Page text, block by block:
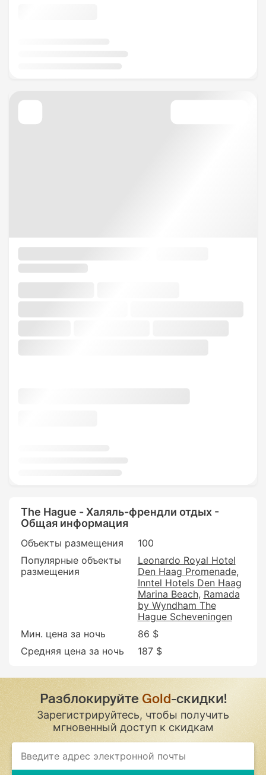
The Hague - Халяль-френдли отдых -
Общая информация
Объекты размещения
100
Популярные объекты
размещения
Leonardo Royal Hotel
Den Haag Promenade
Inntel Hotels Den Haag
Marina Beach Ramada
by Wyndham The
Hague Scheveningen
Мин. цена за ночь
86 $
Средняя цена за ночь
187 $
Разблокируйте Gold-скидки!
Зарегистрируйтесь, чтобы получить
мгновенный доступ к скидкам
If
you